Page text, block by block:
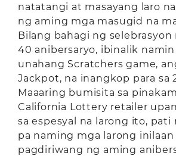
natatangi at masayang laro
ng aming mga masugid na
Bilang bahagi ng
40 anibersaryo, ibinalik
unahang Scratchers game,
Jackpot, na inangkop para sa
Maaaring bumisita sa
California Lottery retailer
sa espesyal na larong ito, pati
pa naming mga larong inilaan
pagdiriwang ng aming